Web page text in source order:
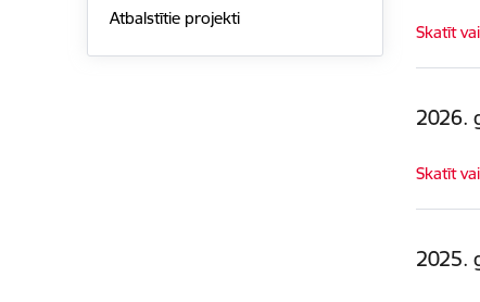
Atbalstītie projekti
Skatīt
2026.
Skatīt
2025.